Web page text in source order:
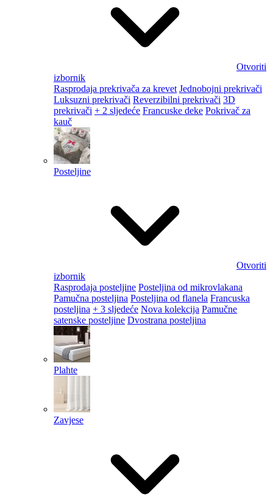
Otvoriti
izbornik
Rasprodaja prekrivača za krevet Jednobojni prekrivači
Luksuzni prekrivači Reverzibilni prekrivači 3D
prekrivači + 2 sljedeće Francuske deke Pokrivač za
kauč
Posteljine
Otvoriti
izbornik
Rasprodaja posteljine Posteljina od mikrovlakana
Pamučna posteljina Posteljina od flanela Francuska
posteljina + 3 sljedeće Nova kolekcija Pamučne
satenske posteljine Dvostrana posteljina
Plahte
Zavjese